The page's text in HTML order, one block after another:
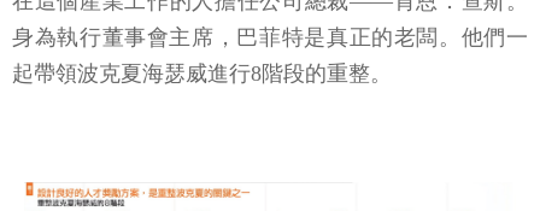
身為執行董事會主席，巴菲特是真正的老闆。他們一
起帶領波克夏海瑟威進行8階段的重整。